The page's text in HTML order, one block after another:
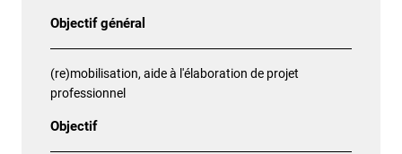
Objectif général
(re)mobilisation, aide à l'élaboration de projet
professionnel
Objectif